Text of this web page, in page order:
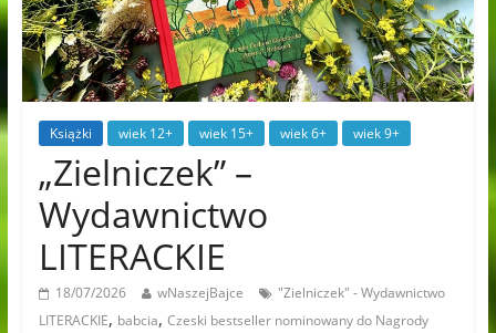
Książki wiek 12+ wiek 15+ wiek 6+ wiek 9+
„Zielniczek” –
Wydawnictwo
LITERACKIE
18/07/2026 wNaszejBajce
"Zielniczek" - Wydawnictwo
LITERACKIE, babcia, Czeski bestseller nominowany do Nagrody